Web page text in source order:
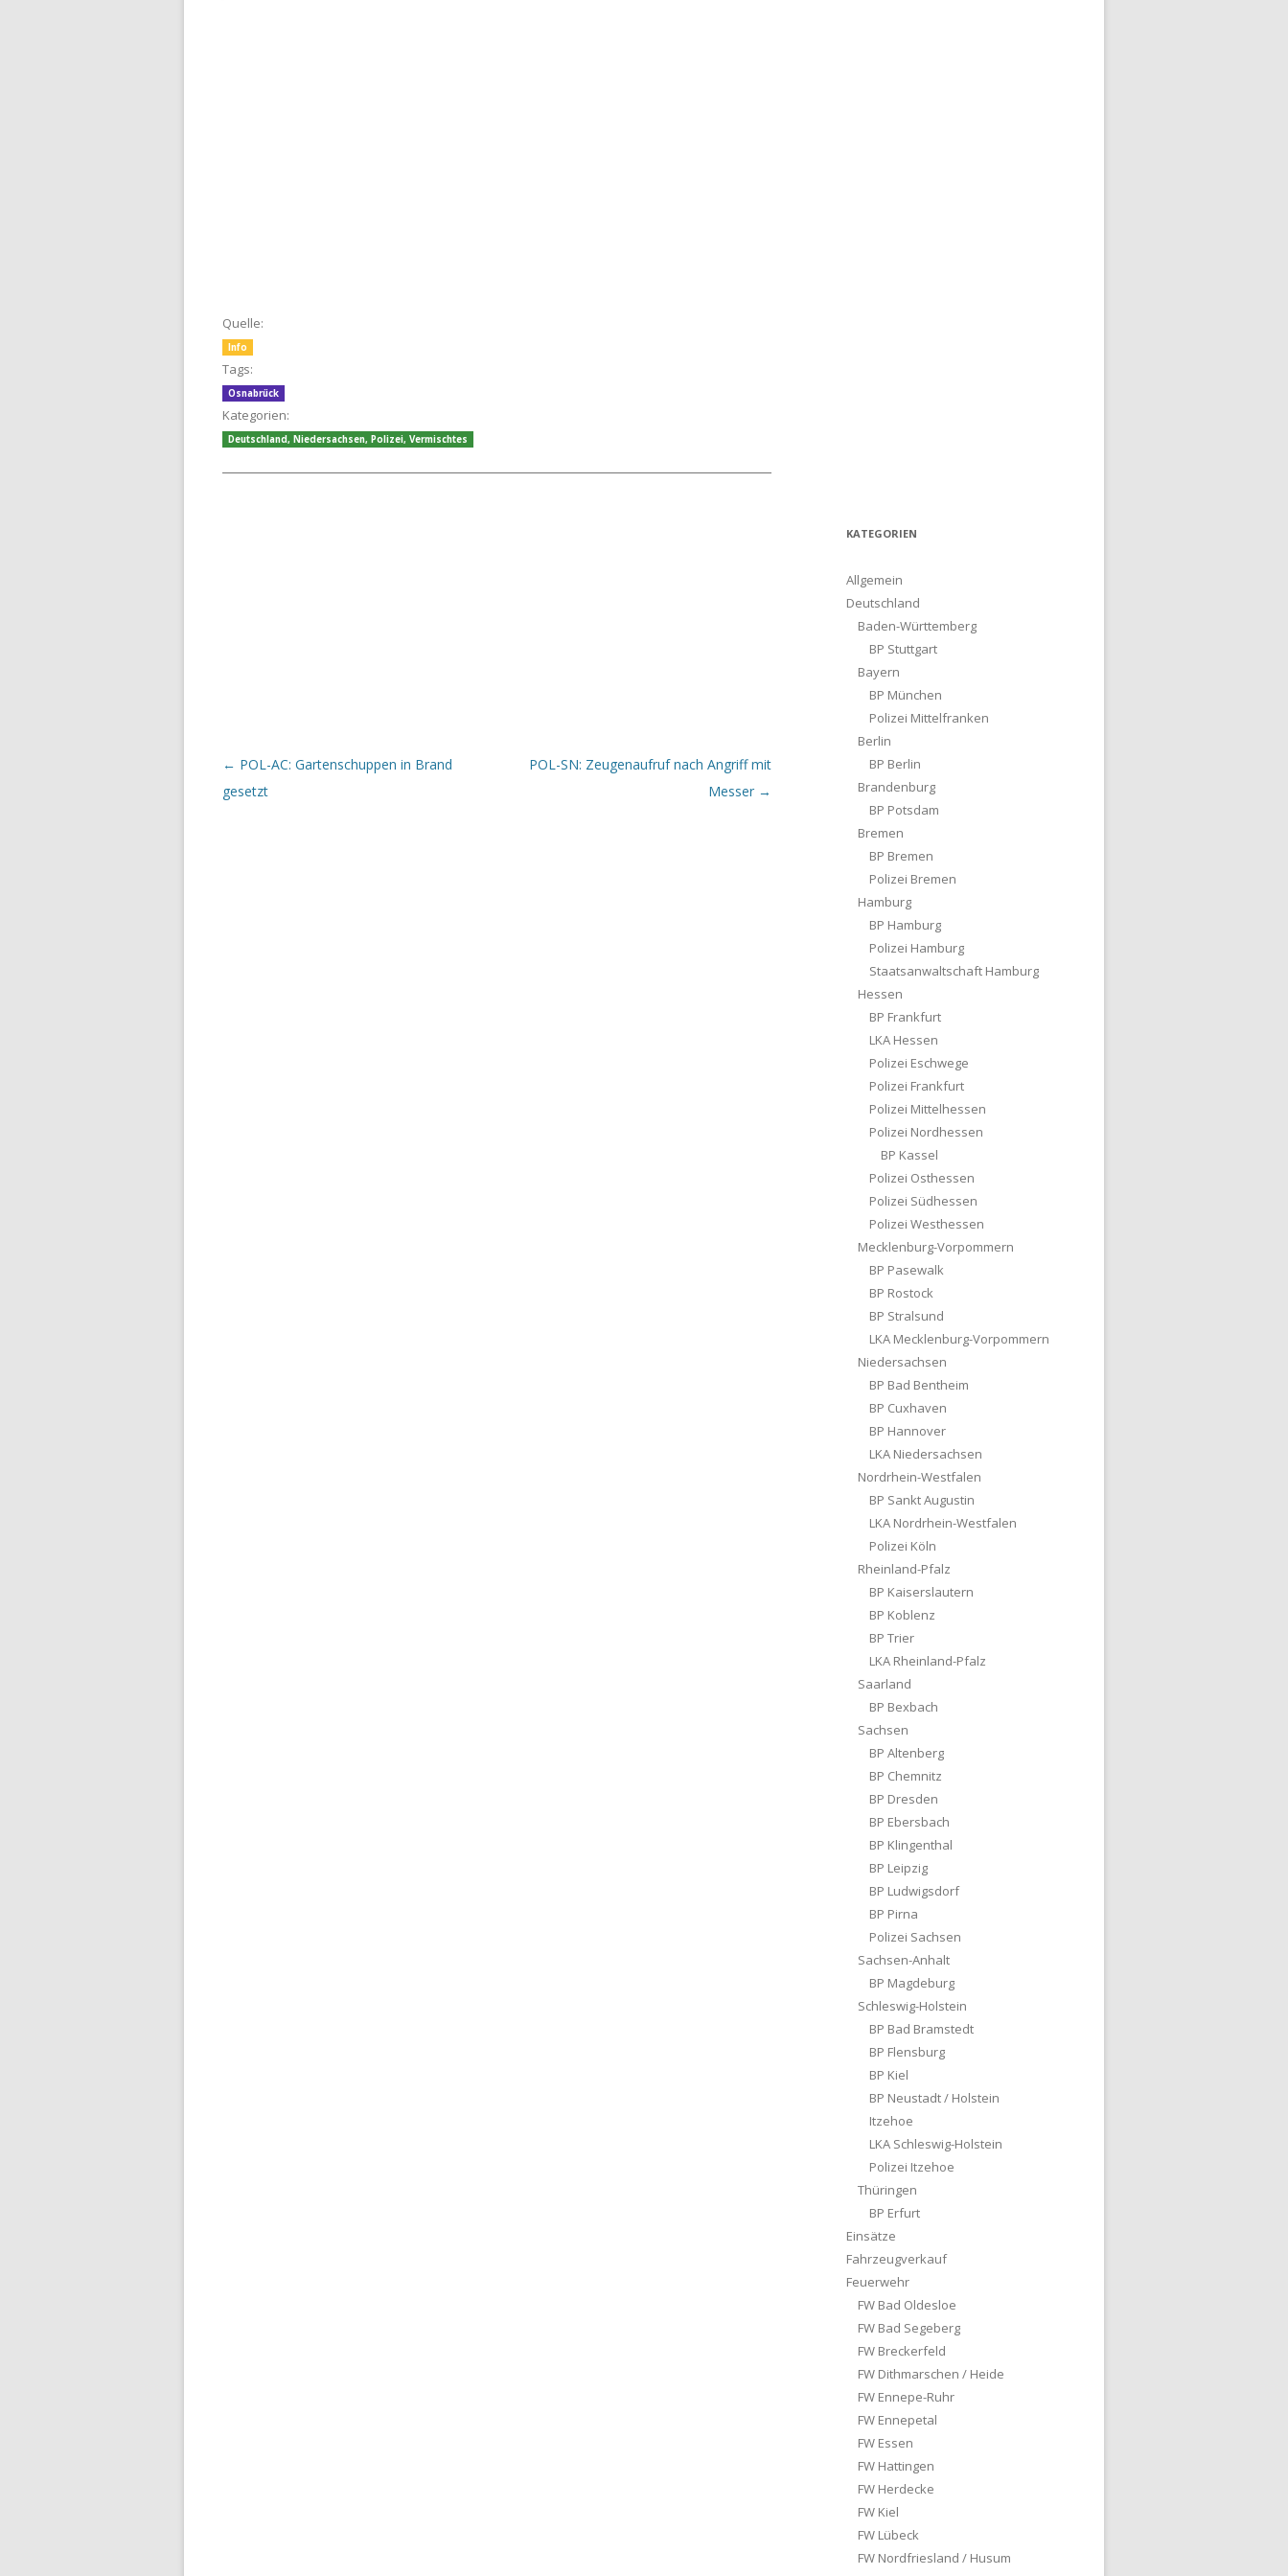
Quelle:
Info
Tags:
Osnabrück
Kategorien:
Deutschland, Niedersachsen, Polizei, Vermischtes
Beitrags-Navigation
← POL-AC: Gartenschuppen in Brand
gesetzt
POL-SN: Zeugenaufruf nach Angriff mit
Messer →
KATEGORIEN
Allgemein
Deutschland
Baden-Württemberg
BP Stuttgart
Bayern
BP München
Polizei Mittelfranken
Berlin
BP Berlin
Brandenburg
BP Potsdam
Bremen
BP Bremen
Polizei Bremen
Hamburg
BP Hamburg
Polizei Hamburg
Staatsanwaltschaft Hamburg
Hessen
BP Frankfurt
LKA Hessen
Polizei Eschwege
Polizei Frankfurt
Polizei Mittelhessen
Polizei Nordhessen
BP Kassel
Polizei Osthessen
Polizei Südhessen
Polizei Westhessen
Mecklenburg-Vorpommern
BP Pasewalk
BP Rostock
BP Stralsund
LKA Mecklenburg-Vorpommern
Niedersachsen
BP Bad Bentheim
BP Cuxhaven
BP Hannover
LKA Niedersachsen
Nordrhein-Westfalen
BP Sankt Augustin
LKA Nordrhein-Westfalen
Polizei Köln
Rheinland-Pfalz
BP Kaiserslautern
BP Koblenz
BP Trier
LKA Rheinland-Pfalz
Saarland
BP Bexbach
Sachsen
BP Altenberg
BP Chemnitz
BP Dresden
BP Ebersbach
BP Klingenthal
BP Leipzig
BP Ludwigsdorf
BP Pirna
Polizei Sachsen
Sachsen-Anhalt
BP Magdeburg
Schleswig-Holstein
BP Bad Bramstedt
BP Flensburg
BP Kiel
BP Neustadt / Holstein
Itzehoe
LKA Schleswig-Holstein
Polizei Itzehoe
Thüringen
BP Erfurt
Einsätze
Fahrzeugverkauf
Feuerwehr
FW Bad Oldesloe
FW Bad Segeberg
FW Breckerfeld
FW Dithmarschen / Heide
FW Ennepe-Ruhr
FW Ennepetal
FW Essen
FW Hattingen
FW Herdecke
FW Kiel
FW Lübeck
FW Nordfriesland / Husum